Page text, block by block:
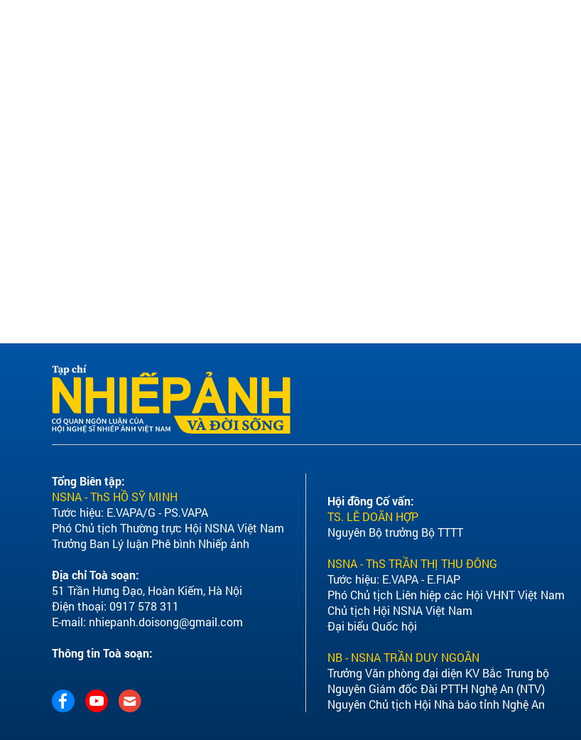
Tổng Biên tập:
NSNA - ThS HỒ SỸ MINH
Tước hiệu: E.VAPA/G - PS.VAPA
Phó Chủ tịch Thường trực Hội NSNA Việt Nam
Trưởng Ban Lý luận Phê bình Nhiếp ảnh
Địa chỉ Toà soạn:
51 Trần Hưng Đạo, Hoàn Kiếm, Hà Nội
Điện thoại: 0917 578 311
E-mail: nhiepanh.doisong@gmail.com
Thông tin Toà soạn:
Hội đồng Cố vấn:
TS. LÊ DOÃN HỢP
Nguyên Bộ trưởng Bộ TTTT
NSNA - ThS TRẦN THỊ THU ĐÔNG
Tước hiệu: E.VAPA - E.FIAP
Phó Chủ tịch Liên hiệp các Hội VHNT Việt Nam
Chủ tịch Hội NSNA Việt Nam
Đại biểu Quốc hội
NB - NSNA TRẦN DUY NGOÃN
Trưởng Văn phòng đại diện KV Bắc Trung bộ
Nguyên Giám đốc Đài PTTH Nghệ An (NTV)
Nguyên Chủ tịch Hội Nhà báo tỉnh Nghệ An